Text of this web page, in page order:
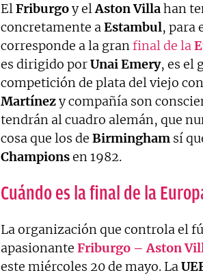
ElFriburgoy elAston Villahan
concretamente aEstambul, para
corresponde a la granfinal de la
es dirigido porUnai Emery, es el
competición de plata del viejo
Martínezy compañía son
tendrán al cuadro alemán, que
cosa que los de Birmingham sí
Championsen 1982.
Cuándo es la final de la
La organización que controla el
apasionante Friburgo – Aston
este miércoles 20 de mayo. La